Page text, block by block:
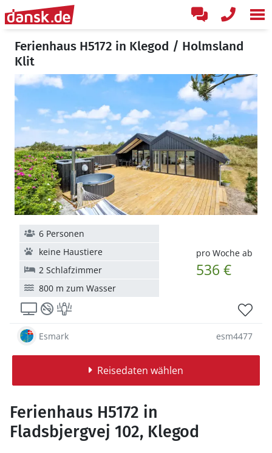
Ferienhaus H5172 in Klegod / Holmsland
Klit
pro Woche ab
536 €
6 Personen
keine Haustiere
2 Schlafzimmer
800 m zum Wasser
Esmark esm4477
Reisedaten wählen
Ferienhaus H5172 in
Fladsbjergvej 102, Klegod